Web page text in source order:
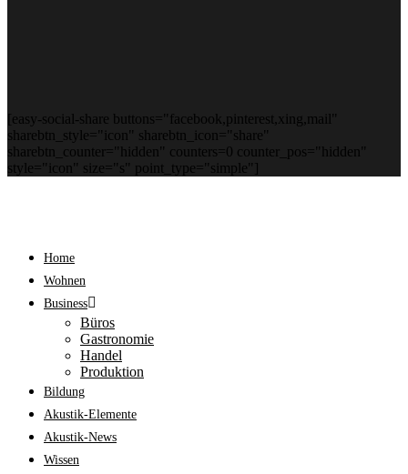
[easy-social-share buttons="facebook,pinterest,xing,mail"
sharebtn_style="icon" sharebtn_icon="share"
sharebtn_counter="hidden" counters=0 counter_pos="hidden"
style="icon" size="s" point_type="simple"]
Home
Wohnen
Business
Büros
Gastronomie
Handel
Produktion
Bildung
Akustik-Elemente
Akustik-News
Wissen